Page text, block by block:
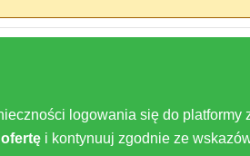
logowania się do platformy
ofertę i kontynuuj zgodnie ze